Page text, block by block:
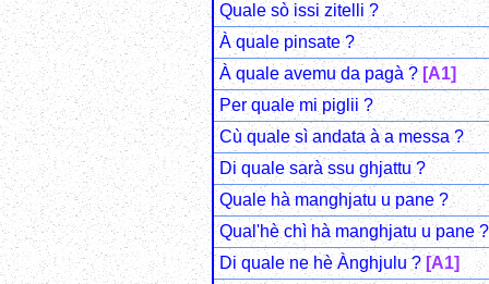
Quale sò issi zitelli ?
À quale pinsate ?
À quale avemu da pagà ?[A1]
Per quale mi piglii ?
Cù quale sì andata à a messa ?
Di quale sarà ssu ghjattu ?
Quale hà manghjatu u pane ?
Qual'hè chì hà manghjatu u pane ?
Di quale ne hè Ànghjulu ?[A1]